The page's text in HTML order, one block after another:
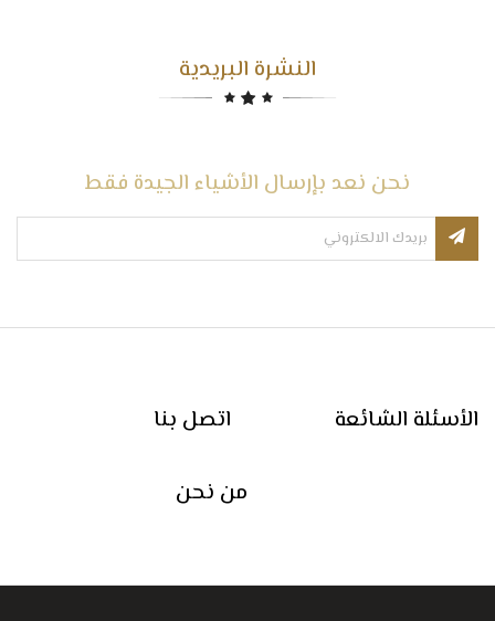
النشرة البريدية
نحن نعد بإرسال الأشياء الجيدة فقط
اتصل بنا الأسئلة الشائعة
من نحن